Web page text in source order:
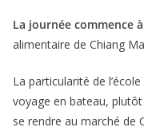
La journée commence
alimentaire de Chiang
La particularité de
voyage en bateau,
se rendre au marché de